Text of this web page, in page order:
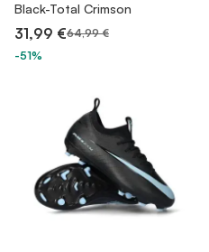
Black-Total Crimson
31,99 €64,99 €
-51%